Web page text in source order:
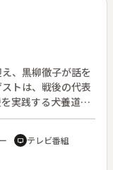
、黒柳徹子が話を
トは、戦後の代表
実践する犬養道子
後ヨーロッパに滞
破壊を引き起こし
・実践、「犬養基
ッパの難民救済の
tv テレビ番組